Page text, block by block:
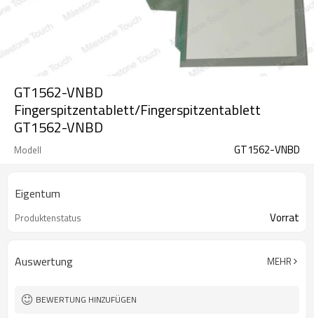
GT1562-VNBD
Fingerspitzentablett/Fingerspitzentablett
GT1562-VNBD
Modell GT1562-VNBD
Eigentum
Produktenstatus Vorrat
Auswertung MEHR
BEWERTUNG HINZUFÜGEN